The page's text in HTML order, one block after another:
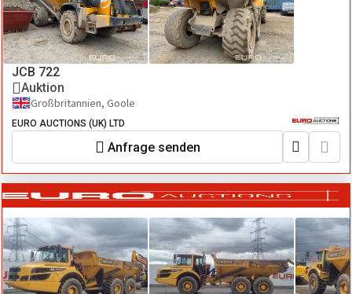
JCB 722
Auktion
Großbritannien, Goole
EURO AUCTIONS (UK) LTD
Anfrage senden